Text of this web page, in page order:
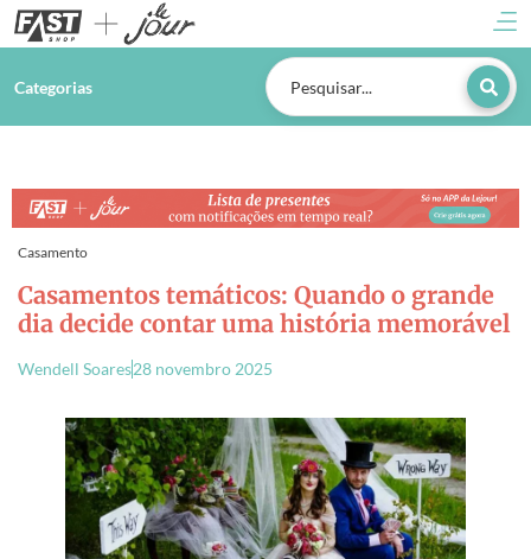
Categorias
Casamento
Casamentos temáticos: Quando o grande
dia decide contar uma história memorável
Wendell Soares28 novembro 2025